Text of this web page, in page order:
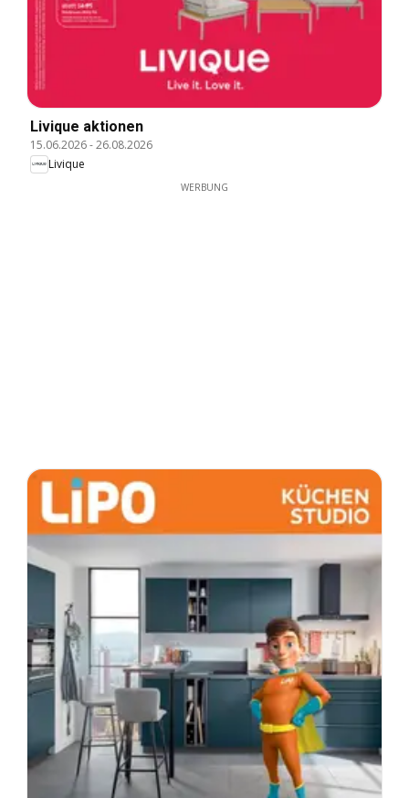
Livique aktionen
15.06.2026-26.08.2026
Livique
WERBUNG